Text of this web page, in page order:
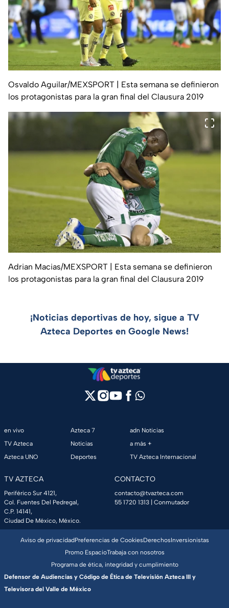
Osvaldo Aguilar/MEXSPORT | Esta semana se definieron
los protagonistas para la gran final del Clausura 2019
Adrian Macias/MEXSPORT | Esta semana se definieron
los protagonistas para la gran final del Clausura 2019
¡Noticias deportivas de hoy, sigue a TV
Azteca Deportes en Google News!
en vivo
TV Azteca
Azteca UNO
Azteca 7
Noticias
Deportes
adn Noticias
a más +
TV Azteca Internacional
TV AZTECA
Periférico Sur 4121,
Col. Fuentes Del Pedregal,
C.P. 14141,
Ciudad De México, México.
CONTACTO
contacto@tvazteca.com
55 1720 1313 | Conmutador
Aviso de privacidadPreferencias de CookiesDerechosInversionistas
Promo EspacioTrabaja con nosotros
Programa de ética, integridad y cumplimiento
Defensor de Audiencias y Código de Ética de Televisión Azteca III y
Televisora del Valle de México